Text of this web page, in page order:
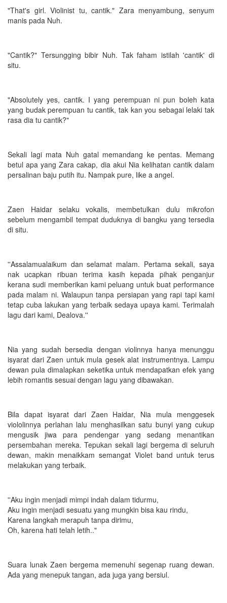
"That's girl. Violinist tu, cantik." Zara menyambung, senyum
manis pada Nuh.
"Cantik?" Tersungging bibir Nuh. Tak faham istilah 'cantik' di
situ.
"Absolutely yes, cantik. I yang perempuan ni pun boleh kata
yang budak perempuan tu cantik, tak kan you sebagai lelaki tak
rasa dia tu cantik?"
Sekali lagi mata Nuh gatal memandang ke pentas. Memang
betul apa yang Zara cakap, dia akui Nia kelihatan cantik dalam
persalinan baju putih itu. Nampak pure, like a angel.
Zaen Haidar selaku vokalis, membetulkan dulu mikrofon
sebelum mengambil tempat duduknya di bangku yang tersedia
di situ.
''Assalamualaikum dan selamat malam. Pertama sekali, saya
nak ucapkan ribuan terima kasih kepada pihak penganjur
kerana sudi memberikan kami peluang untuk buat performance
pada malam ni. Walaupun tanpa persiapan yang rapi tapi kami
tetap cuba lakukan yang terbaik sedaya upaya kami. Terimalah
lagu dari kami, Dealova.''
Nia yang sudah bersedia dengan violinnya hanya menunggu
isyarat dari Zaen untuk mula gesek alat instrumentnya. Lampu
dewan pula dimalapkan seketika untuk mendapatkan efek yang
lebih romantis sesuai dengan lagu yang dibawakan.
Bila dapat isyarat dari Zaen Haidar, Nia mula menggesek
viololinnya perlahan lalu menghasilkan satu bunyi yang cukup
mengusik jiwa para pendengar yang sedang menantikan
persembahan mereka. Tepukan sekali lagi bergema di seluruh
dewan, makin menaikkam semangat Violet band untuk terus
melakukan yang terbaik.
''Aku ingin menjadi mimpi indah dalam tidurmu,
Aku ingin menjadi sesuatu yang mungkin bisa kau rindu,
Karena langkah merapuh tanpa dirimu,
Oh, karena hati telah letih.."
Suara lunak Zaen bergema memenuhi segenap ruang dewan.
Ada yang menepuk tangan, ada juga yang bersiul.